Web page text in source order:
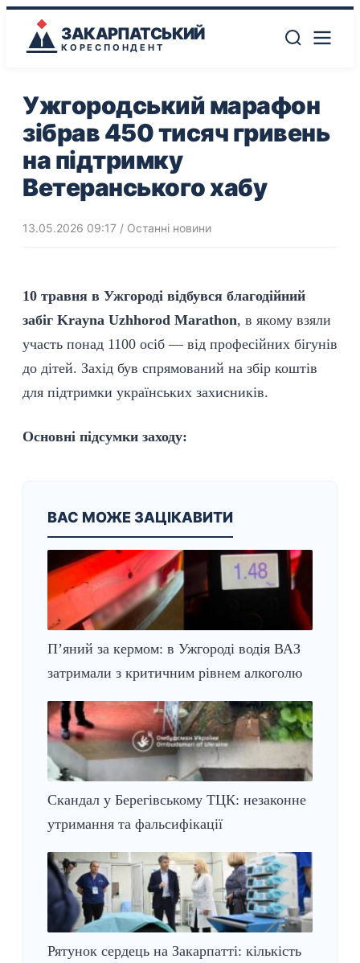
ЗАКАРПАТСЬКИЙ
КОРЕСПОНДЕНТ
Ужгородський марафон
зібрав 450 тисяч гривень
на підтримку
Ветеранського хабу
13.05.2026 09:17 / Останні новини
10 травня в Ужгороді відбувся благодійний
забіг Krayna Uzhhorod Marathon, в якому взяли
участь понад 1100 осіб — від професійних бігунів
до дітей. Захід був спрямований на збір коштів
для підтримки українських захисників.
Основні підсумки заходу:
ВАС МОЖЕ ЗАЦІКАВИТИ
П’яний за кермом: в Ужгороді водія ВАЗ
затримали з критичним рівнем алкоголю
Скандал у Берегівському ТЦК: незаконне
утримання та фальсифікації
Рятунок сердець на Закарпатті: кількість